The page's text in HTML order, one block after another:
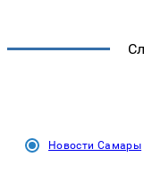
Новости Самары